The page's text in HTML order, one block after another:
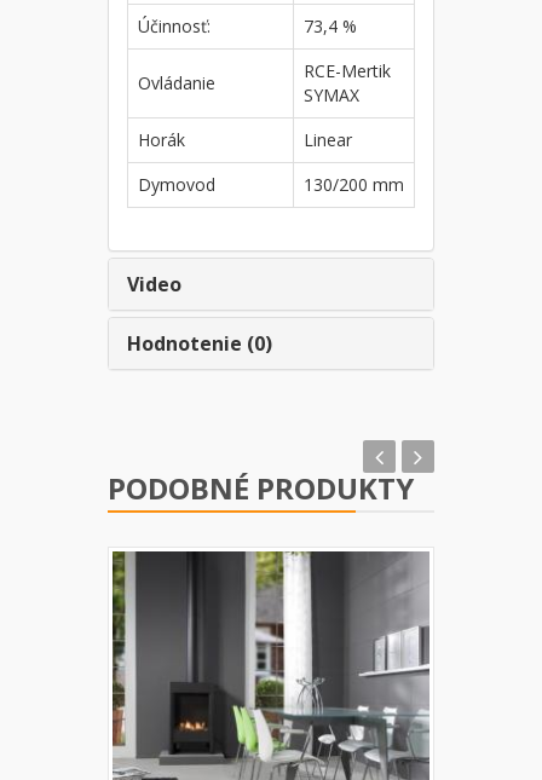
Účinnosť: 73,4 %
Ovládanie
RCE-Mertik
SYMAX
Horák
Linear
Dymovod
130/200 mm
Video
Hodnotenie (0)
PODOBNÉ PRODUKTY